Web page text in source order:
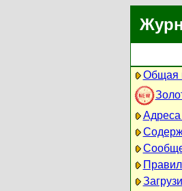
Общая
Адреса